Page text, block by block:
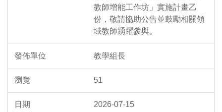
教師增能工作坊」實施計畫乙
份，敬請協助公告並鼓勵相關領
域教師踴躍參與。
教學組長
51
2026-07-15